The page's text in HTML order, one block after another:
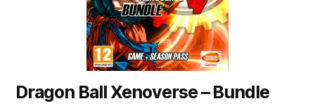
Dragon Ball Xenoverse – Bundle